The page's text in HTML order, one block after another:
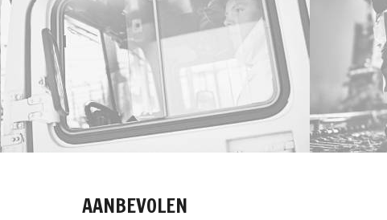
AANBEVOLEN